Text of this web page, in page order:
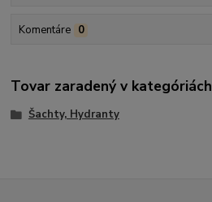
Komentáre 0
Tovar zaradený v kategóriách
Šachty, Hydranty